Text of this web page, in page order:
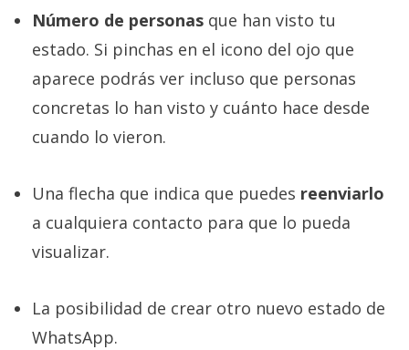
Número de personas que han visto tu
estado. Si pinchas en el icono del ojo que
aparece podrás ver incluso que personas
concretas lo han visto y cuánto hace desde
cuando lo vieron.
Una flecha que indica que puedes reenviarlo
a cualquiera contacto para que lo pueda
visualizar.
La posibilidad de crear otro nuevo estado de
WhatsApp.